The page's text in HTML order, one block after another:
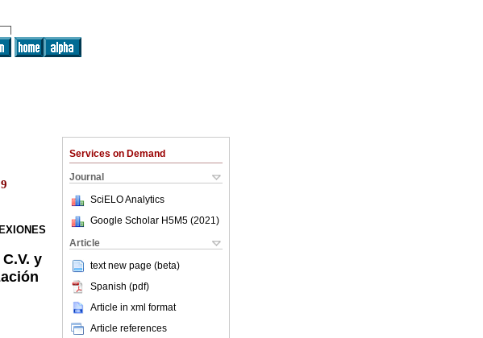
Services on Demand
Journal
SciELO Analytics
Google Scholar H5M5 (2021 )
Article
text new page (beta)
Spanish (pdf)
Article in xml format
Article references
y